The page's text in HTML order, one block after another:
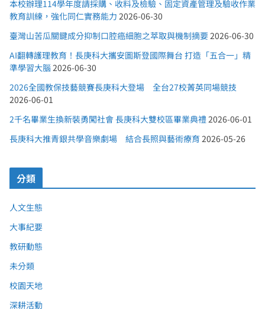
本校辦理114學年度請採購、收料及檢驗、固定資產管理及驗收作業
教育訓練，強化同仁實務能力 2026-06-30
臺灣山苦瓜關鍵成分抑制口腔癌細胞之萃取與機制摘要2026-06-30
AI翻轉護理教育！長庚科大攜安圖斯登國際舞台 打造「五合一」精
準學習大腦 2026-06-30
2026全國教保技藝競賽長庚科大登場 全台27校菁英同場競技
2026-06-01
2千名畢業生換新裝勇闖社會 長庚科大雙校區畢業典禮2026-06-01
長庚科大推青銀共學音樂劇場 結合長照與藝術療育 2026-05-26
分類
人文生態
大事紀要
教研動態
未分類
校園天地
深耕活動